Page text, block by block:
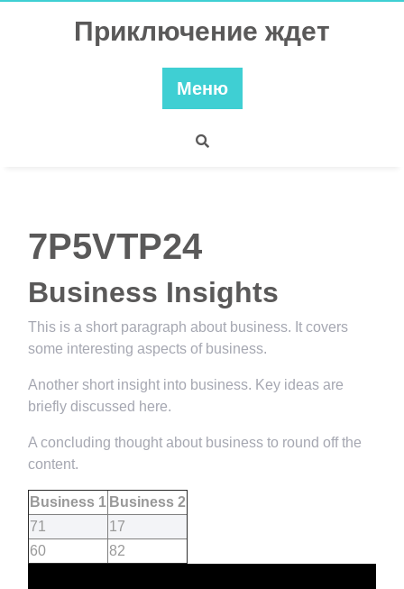
Приключение ждет
Меню
7P5VTP24
Business Insights
This is a short paragraph about business. It covers
some interesting aspects of business.
Another short insight into business. Key ideas are
briefly discussed here.
A concluding thought about business to round off the
content.
Business 1 Business 2
71
17
60
82